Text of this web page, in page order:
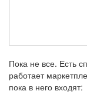
Пока не все. Есть
работает
пока в него входят: